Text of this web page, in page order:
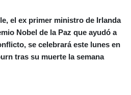
Murcia
25 °C
24 °C
Buenos Aires
el ex primer ministro de Irlanda
Nobel de la Paz que ayudó a
se celebrará este lunes en
tras su muerte la semana